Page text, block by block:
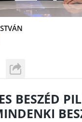
BESZÉD